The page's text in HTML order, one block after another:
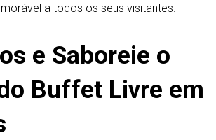
a todos os seus visitantes.
e Saboreie o
Buffet Livre em